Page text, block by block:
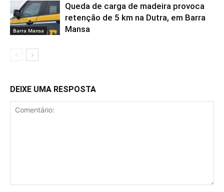
Barra Mansa
Queda de carga de madeira provoca
retenção de 5 km na Dutra, em Barra
Mansa
DEIXE UMA RESPOSTA